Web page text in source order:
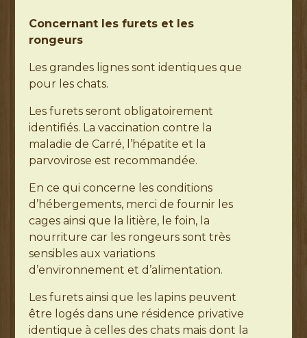
Concernant les furets et les
rongeurs
Les grandes lignes sont identiques que
pour les chats.
Les furets seront obligatoirement
identifiés. La vaccination contre la
maladie de Carré, l’hépatite et la
parvovirose est recommandée.
En ce qui concerne les conditions
d’hébergements, merci de fournir les
cages ainsi que la litière, le foin, la
nourriture car les rongeurs sont très
sensibles aux variations
d’environnement et d’alimentation.
Les furets ainsi que les lapins peuvent
être logés dans une résidence privative
identique à celles des chats mais dont la